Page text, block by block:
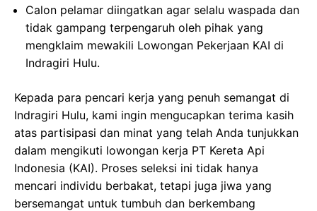
Calon pelamar diingatkan agar selalu waspada dan
tidak gampang terpengaruh oleh pihak yang
mengklaim mewakili Lowongan Pekerjaan KAI di
Indragiri Hulu.
Kepada para pencari kerja yang penuh semangat di
Indragiri Hulu, kami ingin mengucapkan terima kasih
atas partisipasi dan minat yang telah Anda tunjukkan
dalam mengikuti lowongan kerja PT Kereta Api
Indonesia (KAI). Proses seleksi ini tidak hanya
mencari individu berbakat, tetapi juga jiwa yang
bersemangat untuk tumbuh dan berkembang